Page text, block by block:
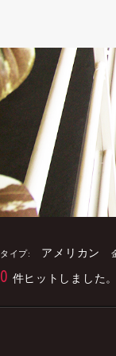
タイプ: アメリカン
0 件ヒットしました。